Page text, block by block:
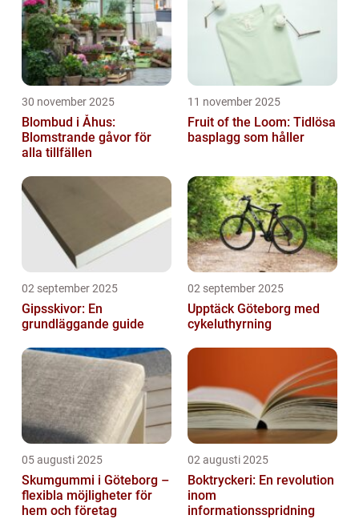
30 november 2025
Blombud i Åhus:
Blomstrande gåvor för
alla tillfällen
11 november 2025
Fruit of the Loom: Tidlösa
basplagg som håller
02 september 2025
Gipsskivor: En
grundläggande guide
02 september 2025
Upptäck Göteborg med
cykeluthyrning
05 augusti 2025
Skumgummi i Göteborg –
flexibla möjligheter för
hem och företag
02 augusti 2025
Boktryckeri: En revolution
inom
informationsspridning